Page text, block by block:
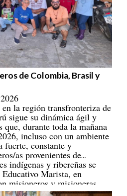
de Colombia, Brasil y
la región transfronteriza de
sigue su dinámica ágil y
durante toda la mañana
incluso con un ambiente
fuerte, constante y
as provenientes de
indígenas y ribereñas se
Marista, en
misioneros y misioneras
[REPAM]